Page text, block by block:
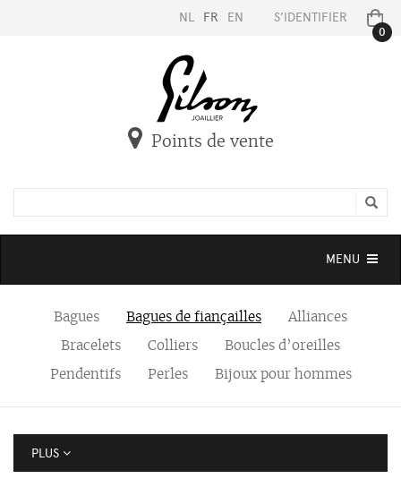
NL FR EN S’IDENTIFIER
0
Points de vente
Toggle
MENU
Bagues Bagues de fiançailles
Alliances
Bracelets
Colliers
Boucles d’oreilles
Pendentifs
Perles Bijoux pour hommes
PLUS